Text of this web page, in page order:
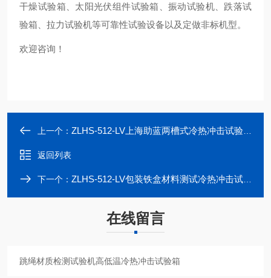
干燥试验箱、太阳光伏组件试验箱、振动试验机、跌落试
验箱、拉力试验机等可靠性试验设备以及定做非标机型。
欢迎咨询！
上一个： ZLHS-512-LV上海助蓝两槽式冷热冲击试验箱
返回列表
下一个： ZLHS-512-LV包装铁盒材料测试冷热冲击试验箱
在线留言